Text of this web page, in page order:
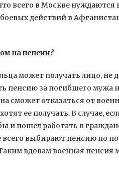
всего в Москве
действий в
на пенсии?
может получать лицо, не
пенсию за погибшего мужа
сможет отказаться от
ее получать. В случае,
и пошел работать в
всего выбирают пенсию по
вдовам военная